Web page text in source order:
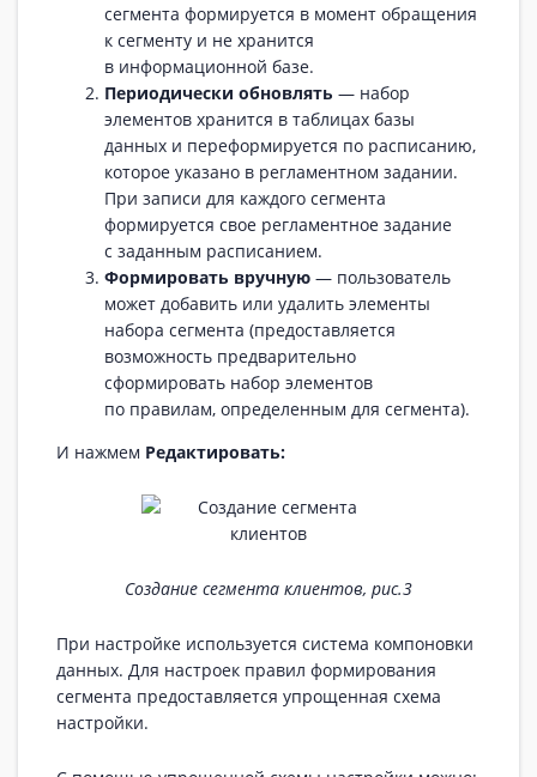
сегмента формируется в момент обращения
к сегменту и не хранится
в информационной базе.
Периодически обновлять — набор
элементов хранится в таблицах базы
данных и переформируется по расписанию,
которое указано в регламентном задании.
При записи для каждого сегмента
формируется свое регламентное задание
с заданным расписанием.
Формировать вручную — пользователь
может добавить или удалить элементы
набора сегмента (предоставляется
возможность предварительно
сформировать набор элементов
по правилам, определенным для сегмента).
И нажмем Редактировать:
Создание сегмента клиентов, рис.3
При настройке используется система компоновки
данных. Для настроек правил формирования
сегмента предоставляется упрощенная схема
настройки.